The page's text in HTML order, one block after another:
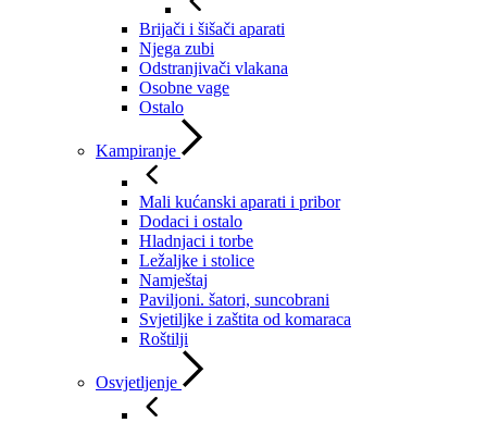
Brijači i šišači aparati
Njega zubi
Odstranjivači vlakana
Osobne vage
Ostalo
Kampiranje
Mali kućanski aparati i pribor
Dodaci i ostalo
Hladnjaci i torbe
Ležaljke i stolice
Namještaj
Paviljoni. šatori, suncobrani
Svjetiljke i zaštita od komaraca
Roštilji
Osvjetljenje